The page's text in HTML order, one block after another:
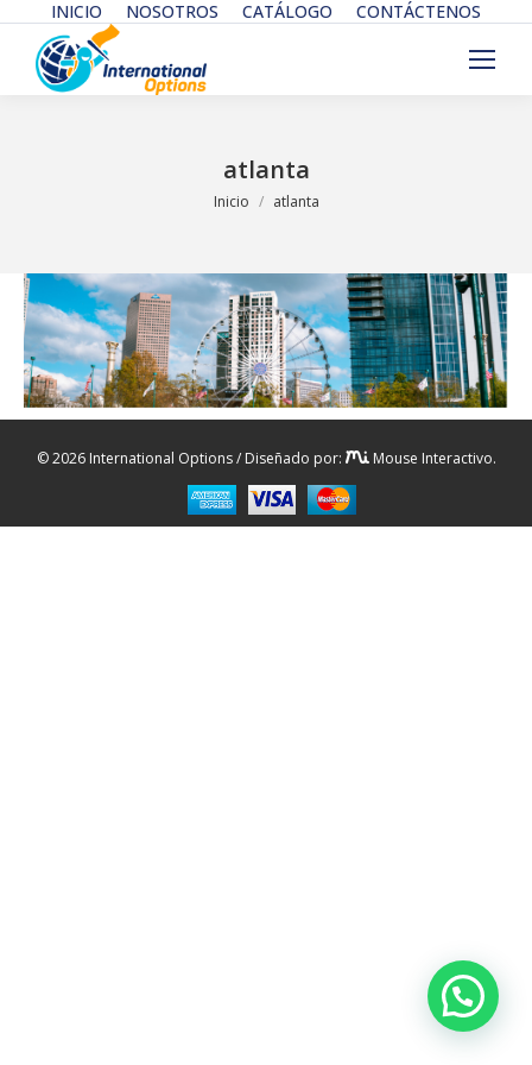
INICIO NOSOTROS CATÁLOGO CONTÁCTENOS
atlanta
Estás aquí:
Inicio atlanta
© 2026 International Options / Diseñado por: Mouse Interactivo.